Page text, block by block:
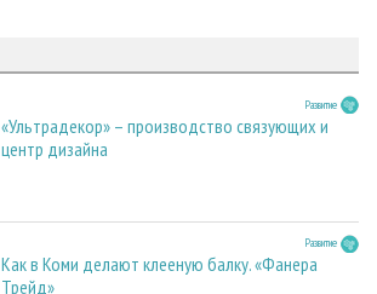
Развитие
«Ультрадекор» – производство связующих и
центр дизайна
Развитие
Как в Коми делают клееную балку. «Фанера
Трейд»